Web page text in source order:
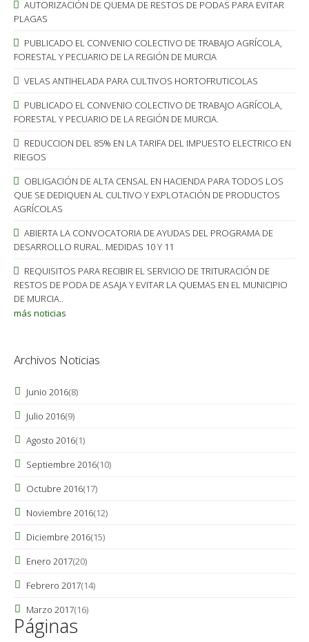
AUTORIZACIÓN DE QUEMA DE RESTOS DE PODAS PARA EVITAR
PLAGAS
PUBLICADO EL CONVENIO COLECTIVO DE TRABAJO AGRÍCOLA,
FORESTAL Y PECUARIO DE LA REGIÓN DE MURCIA
VELAS ANTIHELADA PARA CULTIVOS HORTOFRUTICOLAS
PUBLICADO EL CONVENIO COLECTIVO DE TRABAJO AGRÍCOLA,
FORESTAL Y PECUARIO DE LA REGIÓN DE MURCIA.
REDUCCION DEL 85% EN LA TARIFA DEL IMPUESTO ELECTRICO EN
RIEGOS
OBLIGACIÓN DE ALTA CENSAL EN HACIENDA PARA TODOS LOS
QUE SE DEDIQUEN AL CULTIVO Y EXPLOTACIÓN DE PRODUCTOS
AGRÍCOLAS
ABIERTA LA CONVOCATORIA DE AYUDAS DEL PROGRAMA DE
DESARROLLO RURAL. MEDIDAS 10 Y 11
REQUISITOS PARA RECIBIR EL SERVICIO DE TRITURACIÓN DE
RESTOS DE PODA DE ASAJA Y EVITAR LA QUEMAS EN EL MUNICIPIO
DE MURCIA..
más noticias
Archivos Noticias
Junio 2016(8)
Julio 2016(9)
Agosto 2016(1)
Septiembre 2016(10)
Octubre 2016(17)
Noviembre 2016(12)
Diciembre 2016(15)
Enero 2017(20)
Febrero 2017(14)
Marzo 2017(16)
Páginas